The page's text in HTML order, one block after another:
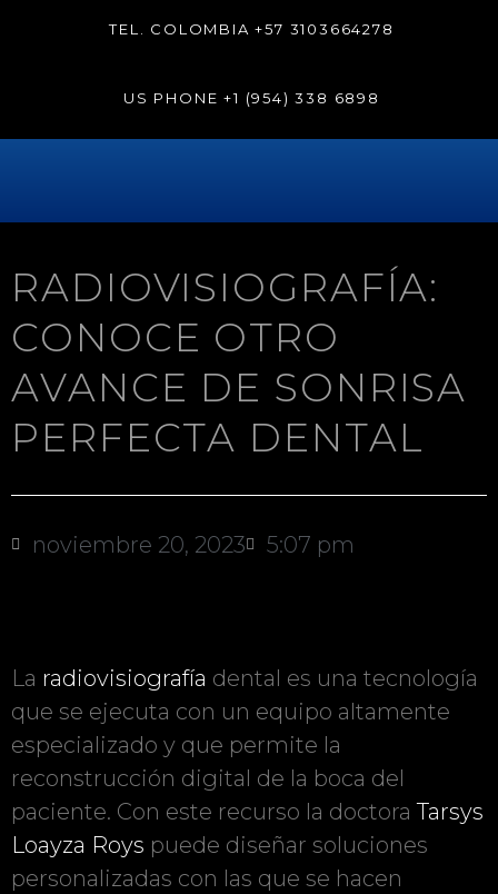
TEL. COLOMBIA+57 3103664278
US PHONE+1 (954) 338 6898
RADIOVISIOGRAFÍA:
CONOCE OTRO
AVANCE DE SONRISA
PERFECTA DENTAL
noviembre 20, 2023 5:07 pm
La radiovisiografía dental es una tecnología
que se ejecuta con un equipo altamente
especializado y que permite la
reconstrucción digital de la boca del
paciente. Con este recurso la doctoraTarsys
Loayza Roys puede diseñar soluciones
personalizadas con las que se hacen